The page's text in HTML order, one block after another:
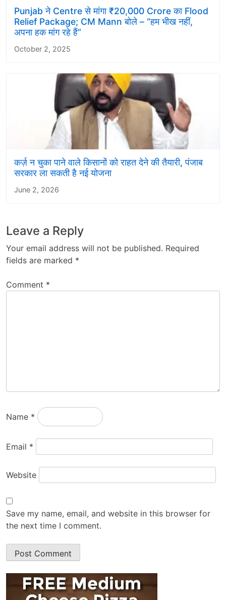
Punjab ने Centre से मांगा ₹20,000 Crore का Flood
Relief Package; CM Mann बोले – “हम भीख नहीं,
अपना हक मांग रहे हैं”
October 2, 2025
कर्ज़ न चुका पाने वाले किसानों को राहत देने की तैयारी, पंजाब
सरकार ला सकती है नई योजना
June 2, 2026
Leave a Reply
Your email address will not be published. Required
fields are marked *
Comment *
Name *
Email *
Website
Save my name, email, and website in this browser for
the next time I comment.